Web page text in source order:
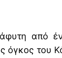
από
όγκος του